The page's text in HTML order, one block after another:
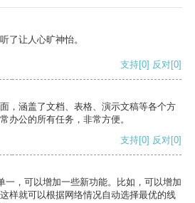
了让人心旷神怡。
支持[0] 反对[0]
，涵盖了文档、表格、演示文稿等各个方
办公的所有任务，非常方便。
支持[0] 反对[0]
一，可以增加一些新功能。比如，可以增加
样就可以根据网络情况自动选择最优的线